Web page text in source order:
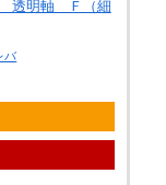
透明軸 Ｆ（細
バ